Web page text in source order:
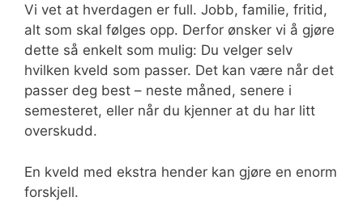
Vi vet at hverdagen er full. Jobb, familie, fritid,
alt som skal følges opp. Derfor ønsker vi å gjøre
dette så enkelt som mulig: Du velger selv
hvilken kveld som passer. Det kan være når det
passer deg best – neste måned, senere i
semesteret, eller når du kjenner at du har litt
overskudd.
En kveld med ekstra hender kan gjøre en enorm
forskjell.